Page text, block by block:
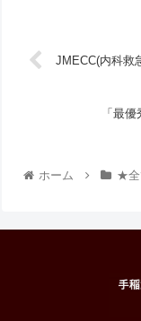
JMECC(内科救
「最
ホーム ★全